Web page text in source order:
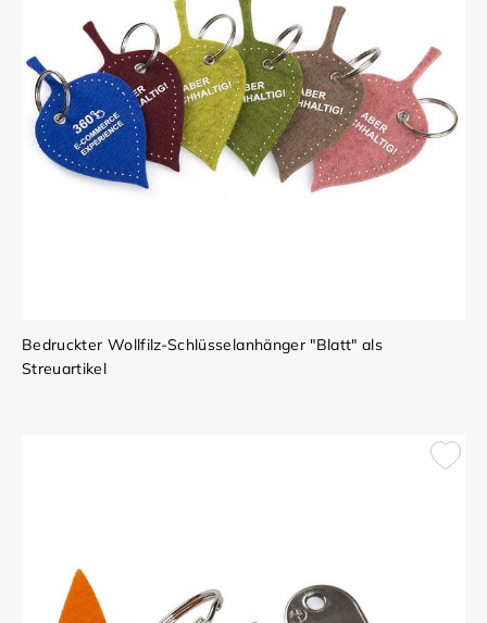
Bedruckter Wollfilz-Schlüsselanhänger "Blatt" als
Streuartikel